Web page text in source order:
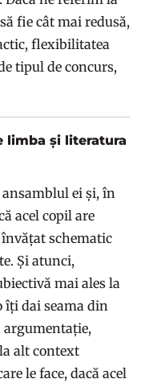
fie cât mai redusă,
flexibilitatea
tipul de concurs,
limba și literatura
ei și, în
acel copil are
schematic
Și atunci,
mai ales la
îți dai seama din
alt context
le face, dacă acel